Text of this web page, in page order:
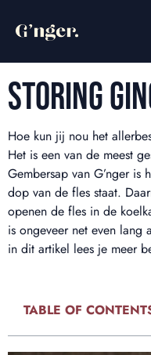
STORING
Hoe kun jij nou het
Het is een van de meest
Gembersap van G’nger
dop van de fles staat.
openen de fles in de
is ongeveer net even lang
in dit artikel lees je meer
TABLE OF